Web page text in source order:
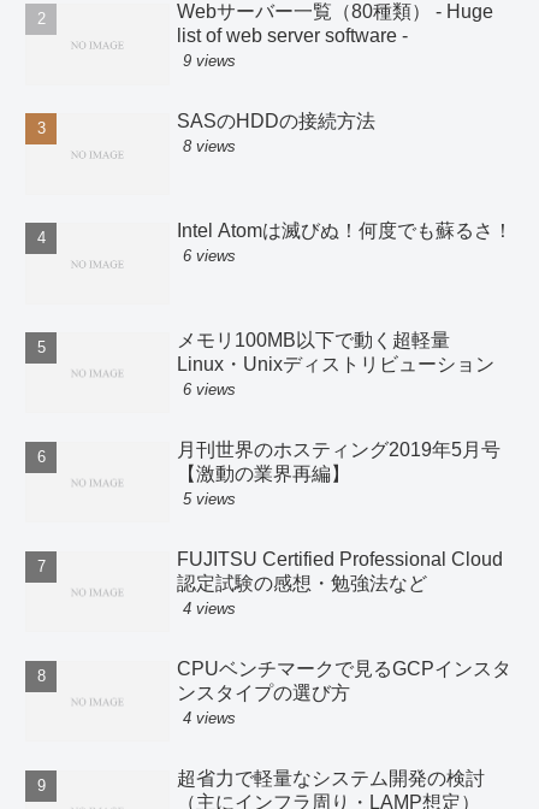
Webサーバー一覧（80種類） - Huge
list of web server software -
9 views
SASのHDDの接続方法
8 views
Intel Atomは滅びぬ！何度でも蘇るさ！
6 views
メモリ100MB以下で動く超軽量
Linux・Unixディストリビューション
6 views
月刊世界のホスティング2019年5月号
【激動の業界再編】
5 views
FUJITSU Certified Professional Cloud
認定試験の感想・勉強法など
4 views
CPUベンチマークで見るGCPインスタ
ンスタイプの選び方
4 views
超省力で軽量なシステム開発の検討
（主にインフラ周り・LAMP想定）